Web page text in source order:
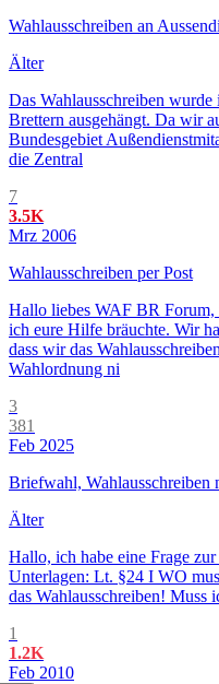
Wahlausschreiben an
Älter
Das Wahlausschreiben
Brettern ausgehängt. Da wir
Bundesgebiet
die Zentral
7
3.5K
Mrz 2006
Wahlausschreiben per Post
Hallo liebes WAF BR Forum,
ich eure Hilfe bräuchte. Wir
dass wir das
Wahlordnung ni
3
381
Feb 2025
Briefwahl, Wahlausschreiben
Älter
Hallo, ich habe eine Frage
Unterlagen: Lt. §24 I WO
das Wahlausschreiben! Muss
1
1.2K
Feb 2010